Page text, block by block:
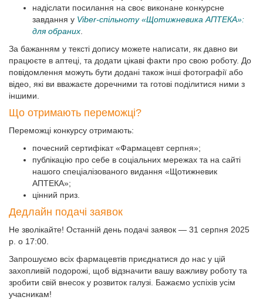
надіслати посилання на своє виконане конкурсне
завдання у Viber-спільноту «Щотижневика АПТЕКА»:
для обраних
За бажанням у тексті допису можете написати, як давно ви
працюєте в аптеці, та додати цікаві факти про свою роботу. До
повідомлення можуть бути додані також інші фотографії або
відео, які ви вважаєте доречними та готові поділитися ними з
іншими.
Що отримають переможці?
Переможці конкурсу отримають:
почесний сертифікат «Фармацевт серпня»;
публікацію про себе в соціальних мережах та на сайті
нашого спеціалізованого видання «Щотижневик
АПТЕКА»;
цінний приз.
Дедлайн подачі заявок
Не зволікайте! Останній день подачі заявок — 31 серпня 2025
р. о 17:00.
Запрошуємо всіх фармацевтів приєднатися до нас у цій
захопливій подорожі, щоб відзначити вашу важливу роботу та
зробити свій внесок у розвиток галузі. Бажаємо успіхів усім
учасникам!